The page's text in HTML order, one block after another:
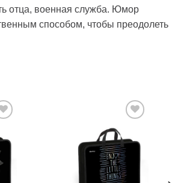
отца, военная служба. Юмор
способом, чтобы преодолеть
Добавить
в список
желаний